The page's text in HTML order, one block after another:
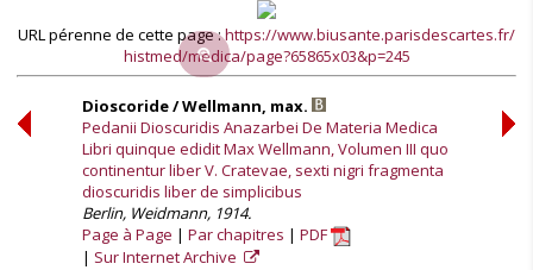
URL pérenne de cette page :https://www.biusante.parisdescartes.fr/
histmed/medica/page?65865x03&p=245
Dioscoride / Wellmann, max.
Pedanii Dioscuridis Anazarbei De Materia Medica
Libri quinque edidit Max Wellmann, Volumen III quo
continentur liber V. Cratevae, sexti nigri fragmenta
dioscuridis liber de simplicibus
Berlin, Weidmann, 1914.
Page à Page
Par chapitres
PDF
Sur Internet Archive